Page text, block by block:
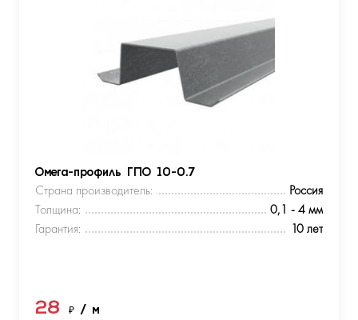
Омега-профиль ГПО 10-0.7
Страна производитель:
Россия
Толщина:
0,1 - 4 мм
Гарантия:
10 лет
28 ₽ / м